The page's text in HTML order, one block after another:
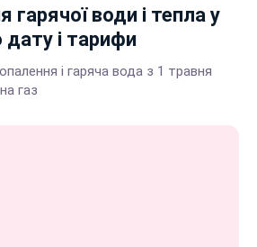
води і тепла у
дату і тарифи
і гаряча вода з 1 травня
газ